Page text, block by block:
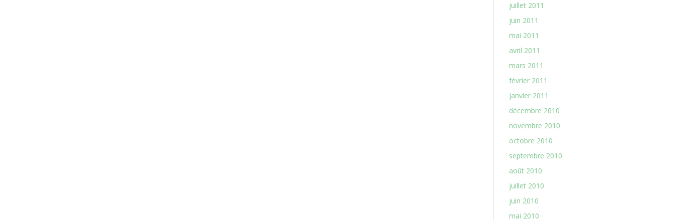
juillet 2011
juin 2011
mai 2011
avril 2011
mars 2011
février 2011
janvier 2011
décembre 2010
novembre 2010
octobre 2010
septembre 2010
août 2010
juillet 2010
juin 2010
mai 2010